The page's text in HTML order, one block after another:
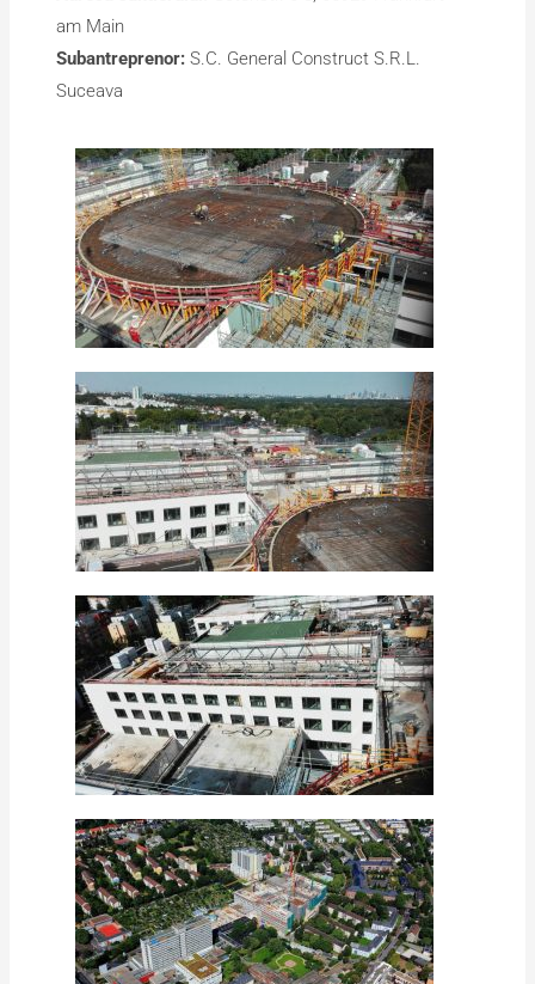
am Main
Subantreprenor: S.C. General Construct S.R.L.
Suceava